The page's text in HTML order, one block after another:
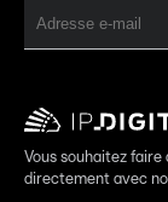
Vous souhaitez
directement avec